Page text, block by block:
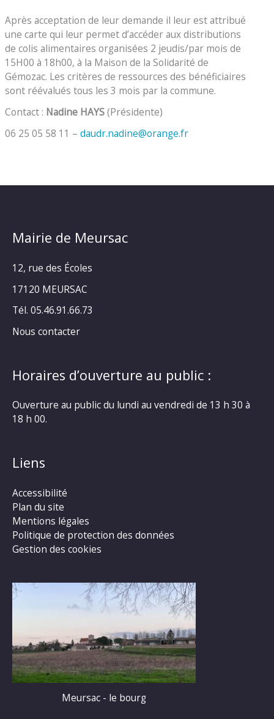
Après acceptation de leur demande il leur est attribué
une carte qui leur permet d’accéder aux distributions
de colis alimentaires organisées 2 jeudis/par mois de
15H00 à 18h00, à la Maison de la Solidarité de
Gémozac. Les critères de ressources des bénéficiaires
sont réévalués tous les 3 mois par la commune.
Contact : Nadine HAYS(Présidente)
06 25 05 58 11 –daudr.nadine@orange.fr
Mairie de Meursac
12, rue des Écoles
17120 MEURSAC
Tél. 05.46.91.66.73
Nous contacter
Horaires d’ouverture au public :
Ouverture au public du lundi au vendredi de 13 h 30 à
18 h 00.
Liens
Accessibilité
Plan du site
Mentions légales
Politique de protection des données
Gestion des cookies
Meursac - le bourg